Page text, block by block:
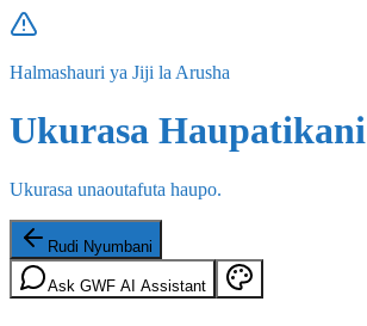
Halmashauri ya Jiji la Arusha
Ukurasa Haupatikani
Ukurasa unaoutafuta haupo.
Rudi Nyumbani
Ask GWF AI Assistant